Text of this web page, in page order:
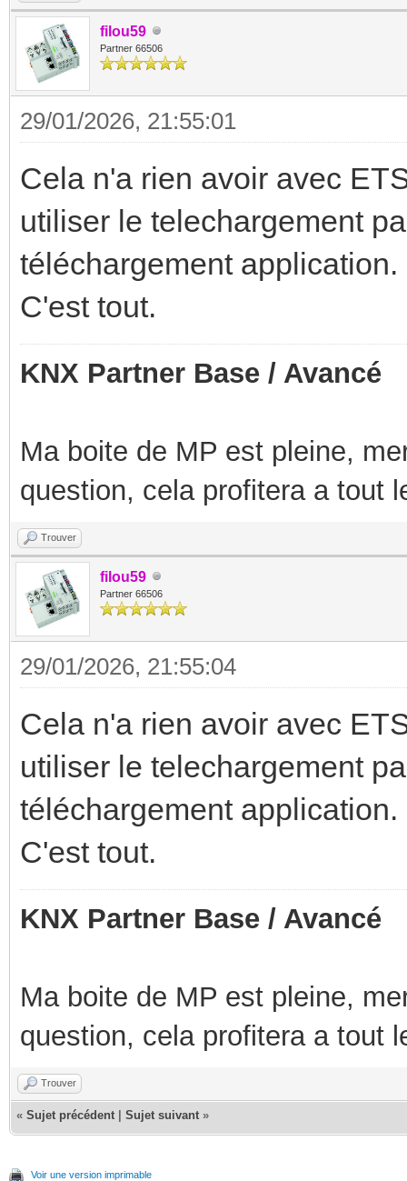
filou59
Partner 66506
29/01/2026, 21:55:01
Cela n'a rien avoir avec
utiliser le telechargement
téléchargement application.
C'est tout.
KNX Partner Base / Avancé
Ma boite de MP est pleine,
question, cela profitera a tout
Trouver
filou59
Partner 66506
29/01/2026, 21:55:04
Cela n'a rien avoir avec
utiliser le telechargement
téléchargement application.
C'est tout.
KNX Partner Base / Avancé
Ma boite de MP est pleine,
question, cela profitera a tout
Trouver
« Sujet précédent Sujet suivant »
Voir une version imprimable